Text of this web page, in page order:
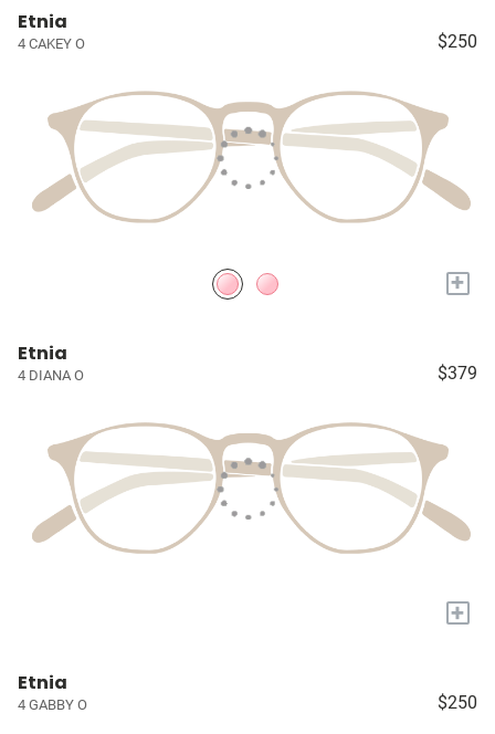
Etnia
4 CAKEY O $250
+
Etnia
4 DIANA O $379
+
Etnia
4 GABBY O $250